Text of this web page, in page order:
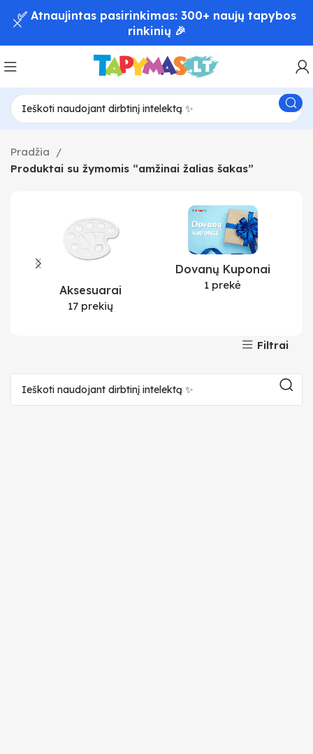
Pradžia
Produktai su žymomis “amžinai žalias šakas”
Aksesuarai
17 prekių
Dovanų Kuponai
1 prekė
Filtrai
✅ Atnaujintas pasirinkimas: 300+ naujų tapybos
rinkinių 🎉